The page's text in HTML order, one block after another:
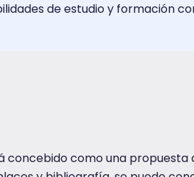
de estudio y formación
concebido como una